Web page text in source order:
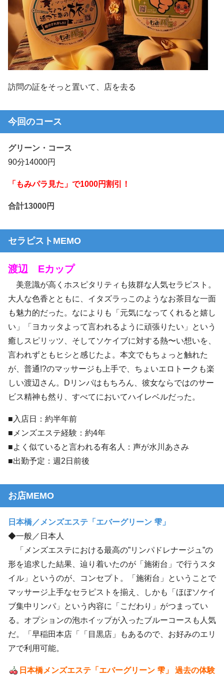
訪問の証をそっと置いて、店を去る
今回のコース
グリーン・コース
90分14000円
「もみパラ見た」で1000円割引！
合計13000円
セラピストMEMO
渡辺 Eカップ
美意識が高くホスピタリティも抜群な人気セラピスト。
大人な色香とともに、イタズラっこのようなお茶目な一面
も魅力的だった。なによりも「元気になってくれると嬉し
い」「ヨカッタよって言われるように頑張りたい」という
癒しスピリッツ、そしてソケイブに対する熱〜い想いを、
言われずともヒシと感じたよ。本文でもちょっと触れた
が、普通!?のマッサージも上手で、ちょいエロトークも楽
しい渡辺さん。Dリンパはもちろん、彼女ならではのサー
ビス精神も然り、すべてにおいてハイレベルだった。
■入店日：約半年前
■メンズエステ経験：約4年
■よく似ていると言われる有名人：声が水川あさみ
■出勤予定：週2日前後
お店MEMO
日本橋／メンズエステ「エバーグリーン 雫」
◆一般／日本人
「メンズエステにおける最高の”リンパドレナージュ”の
形を追求した結果、辿り着いたのが「施術台」で行うスタ
イル」というのが、コンセプト。「施術台」ということで
マッサージ上手なセラピストを揃え、しかも「ほぼソケイ
ブ集中リンパ」という内容に「こだわり」がつまってい
る。オプションの泡ホイップが入ったブルーコースも人気
だ。「早稲田本店「「目黒店」もあるので、お好みのエリ
アで利用可能。
日本橋メンズエステ「エバーグリーン 雫」 過去の体験